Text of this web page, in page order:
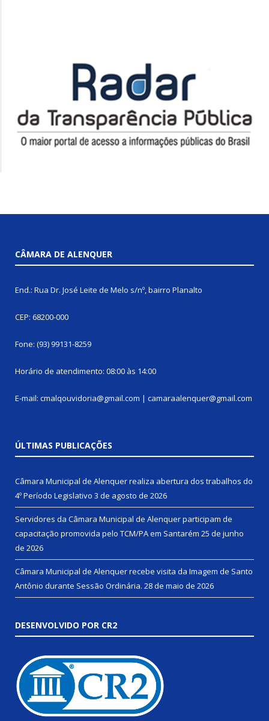
CÂMARA DE ALENQUER
End.: Rua Dr. José Leite de Melo s/nº, bairro Planalto
CEP: 68200-000
Fone: (93) 99131-8259
Horário de atendimento: 08:00 às 14:00
E-mail: cmalqouvidoria@gmail.com | camaraalenquer@gmail.com
ÚLTIMAS PUBLICAÇÕES
Câmara Municipal de Alenquer realiza abertura dos trabalhos do
4º Período Legislativo 3 de agosto de 2026
Servidores da Câmara Municipal de Alenquer participam de
capacitação promovida pelo TCM/PA em Santarém 25 de junho
de 2026
Câmara Municipal de Alenquer recebe visita da Imagem de Santo
Antônio durante Sessão Ordinária. 28 de maio de 2026
DESENVOLVIDO POR CR2